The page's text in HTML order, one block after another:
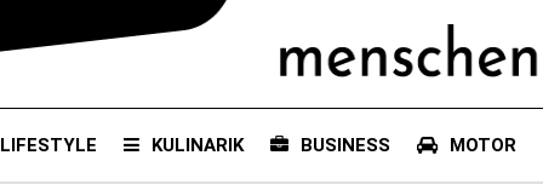
LIFESTYLE KULINARIK BUSINESS MOTOR